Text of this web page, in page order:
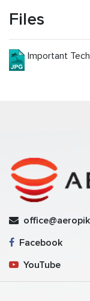
Files
Important
Facebook
YouTube